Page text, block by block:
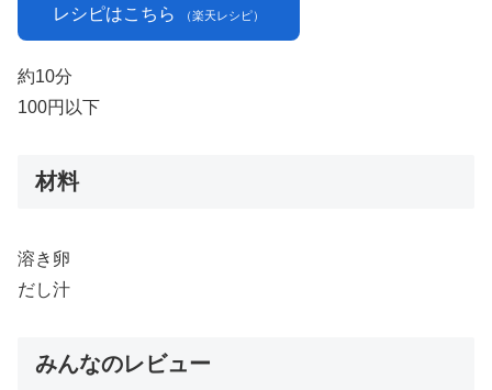
レシピはこちら （楽天レシピ）
約10分
100円以下
材料
溶き卵
だし汁
みんなのレビュー